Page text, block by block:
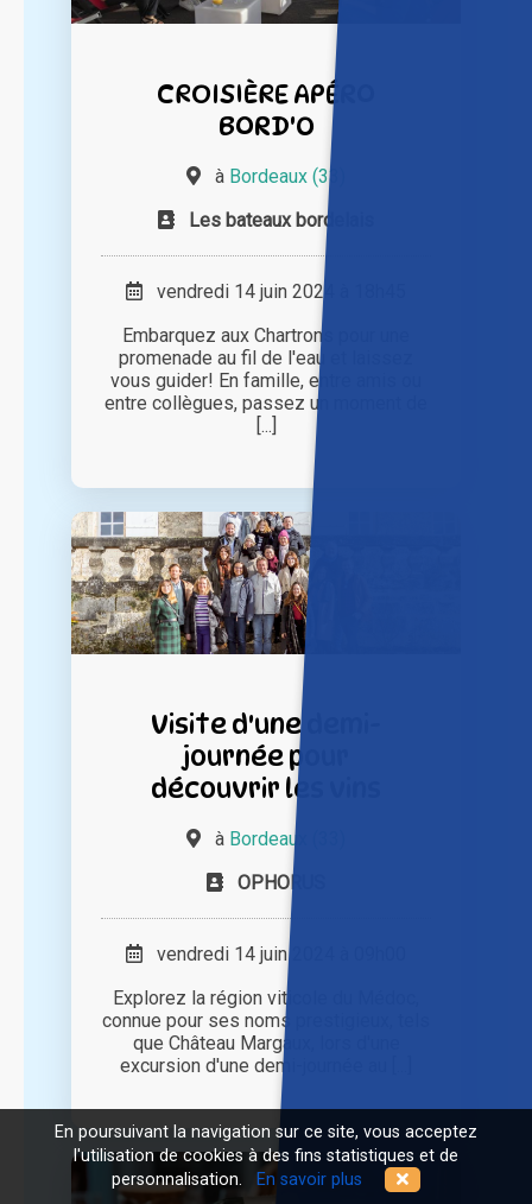
CROISIÈRE APÉRO
BORD'O
à Bordeaux (33)
Les bateaux bordelais
vendredi 14 juin 2024 à 18h45
Embarquez aux Chartrons pour une
promenade au fil de l'eau et laissez
vous guider! En famille, entre amis ou
entre collègues, passez un moment de
[...]
Visite d'une demi-
journée pour
découvrir les vins
à Bordeaux (33)
OPHORUS
vendredi 14 juin 2024 à 09h00
Explorez la région viticole du Médoc,
connue pour ses noms prestigieux, tels
que Château Margaux, lors d'une
excursion d'une demi-journée au [...]
En poursuivant la navigation sur ce site, vous acceptez
l'utilisation de cookies à des fins statistiques et de
personnalisation.
En savoir plus